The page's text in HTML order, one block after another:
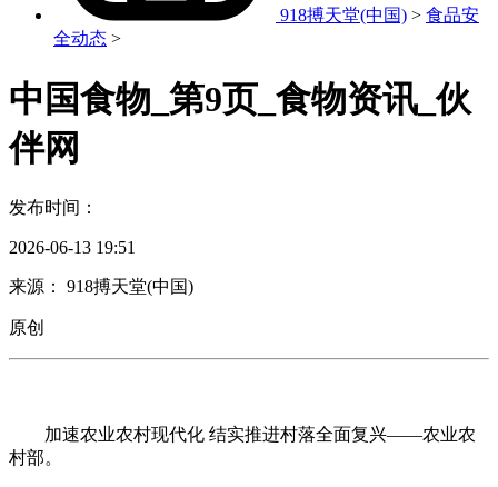
918搏天堂(中国) > 食品安
全动态 >
中国食物_第9页_食物资讯_伙
伴网
发布时间：
2026-06-13 19:51
来源： 918搏天堂(中国)
原创
加速农业农村现代化 结实推进村落全面复兴——农业农
村部。